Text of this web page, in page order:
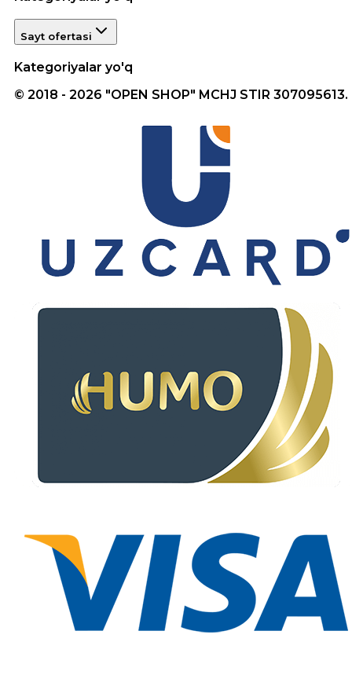
Sayt ofertasi
Kategoriyalar yo'q
© 2018 - 2026 "OPEN SHOP" MCHJ STIR 307095613.